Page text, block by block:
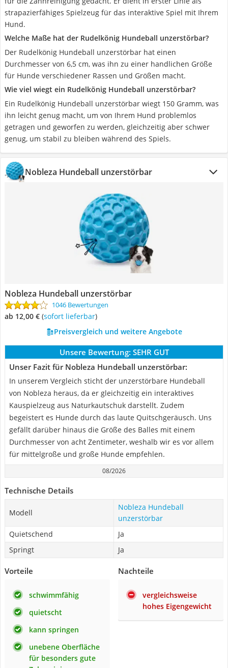
strapazierfähiges Spielzeug für das interaktive Spiel mit Ihrem
Hund.
Welche Maße hat der Rudelkönig Hundeball unzerstörbar?
Der Rudelkönig Hundeball unzerstörbar hat einen
Durchmesser von 6,5 cm, was ihn zu einer handlichen Größe
für Hunde verschiedener Rassen und Größen macht.
Wie viel wiegt ein Rudelkönig Hundeball unzerstörbar?
Ein Rudelkönig Hundeball unzerstörbar wiegt 150 Gramm, was
ihn leicht genug macht, um von Ihrem Hund problemlos
getragen und geworfen zu werden, gleichzeitig aber schwer
genug, um stabil zu bleiben während des Spiels.
Nobleza Hundeball unzerstörbar
Nobleza Hundeball unzerstörbar
1046 Bewertungen
ab 12,00 € ( Sofort lieferbar)
Preisvergleich und weitere Angebote
Unsere Bewertung: SEHR GUT
Unser Fazit für Nobleza Hundeball unzerstörbar:
In unserem Vergleich sticht der unzerstörbare Hundeball
von Nobleza heraus, da er gleichzeitig ein interaktives
Kauspielzeug aus Naturkautschuk darstellt. Zudem
begeistert es Hunde durch das laute Quitschgeräusch. Uns
gefällt darüber hinaus die Größe des Balles mit einem
Durchmesser von acht Zentimeter, weshalb wir es vor allem
für mittelgroße und große Hunde empfehlen.
08/2026
Technische Details
Modell
Nobleza Hundeball
unzerstörbar
Quietschend
Ja
Springt
Ja
Vorteile
schwimmfähig
quietscht
kann springen
unebene Oberfläche
für besonders gute
Nachteile
vergleichsweise
hohes Eigengewicht